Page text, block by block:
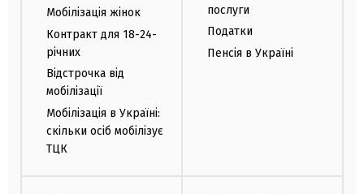
Мобілізація жінок
Контракт для 18-24-
річних
Відстрочка від
мобілізації
Мобілізація в Україні:
скільки осіб мобілізує
ТЦК
послуги
Податки
Пенсія в Україні